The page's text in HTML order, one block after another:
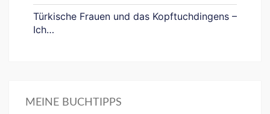
Türkische Frauen und das Kopftuchdingens –
Ich…
MEINE BUCHTIPPS